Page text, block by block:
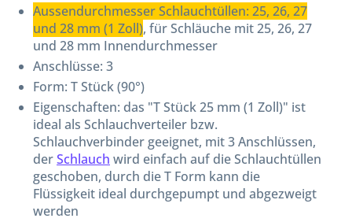
Aussendurchmesser Schlauchtüllen: 25, 26, 27
und 28 mm (1 Zoll), für Schläuche mit 25, 26, 27
und 28 mm Innendurchmesser
Anschlüsse: 3
Form: T Stück (90°)
Eigenschaften: das "T Stück 25 mm (1 Zoll)" ist
ideal als Schlauchverteiler bzw.
Schlauchverbinder geeignet, mit 3 Anschlüssen,
derSchlauch wird einfach auf die Schlauchtüllen
geschoben, durch die T Form kann die
Flüssigkeit ideal durchgepumpt und abgezweigt
werden